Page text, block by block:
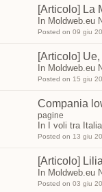
[Articolo] La
In Moldweb.eu
Posted on 09 giu
[Articolo]
In Moldweb.eu
Posted on 15 giu
Compania
pagine
In I voli tra
Posted on 13 giu
[Articolo]
In Moldweb.eu
Posted on 03 giu